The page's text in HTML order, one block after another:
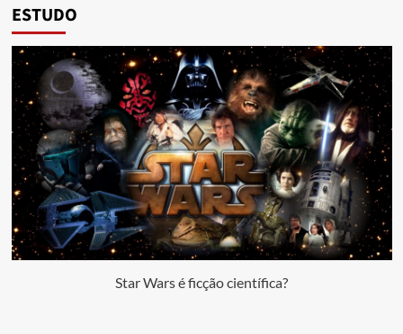
ESTUDO
Star Wars é ficção científica?